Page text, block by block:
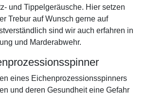
und Tippelgeräusche. Hier setzen
Trebur auf Wunsch gerne auf
sind wir auch erfahren in
und Marderabwehr.
eines Eichenprozessionsspinners
und deren Gesundheit eine Gefahr